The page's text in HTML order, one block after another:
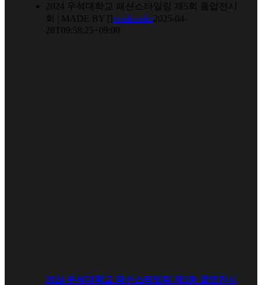
2024 우석대학교 패션스타일링 제5회 졸업전시
회 | MADE BY []vrealstudio 2025-04-
28T09:58:25+09:00
2024 우석대학교 패션스타일링 제5회 졸업전시